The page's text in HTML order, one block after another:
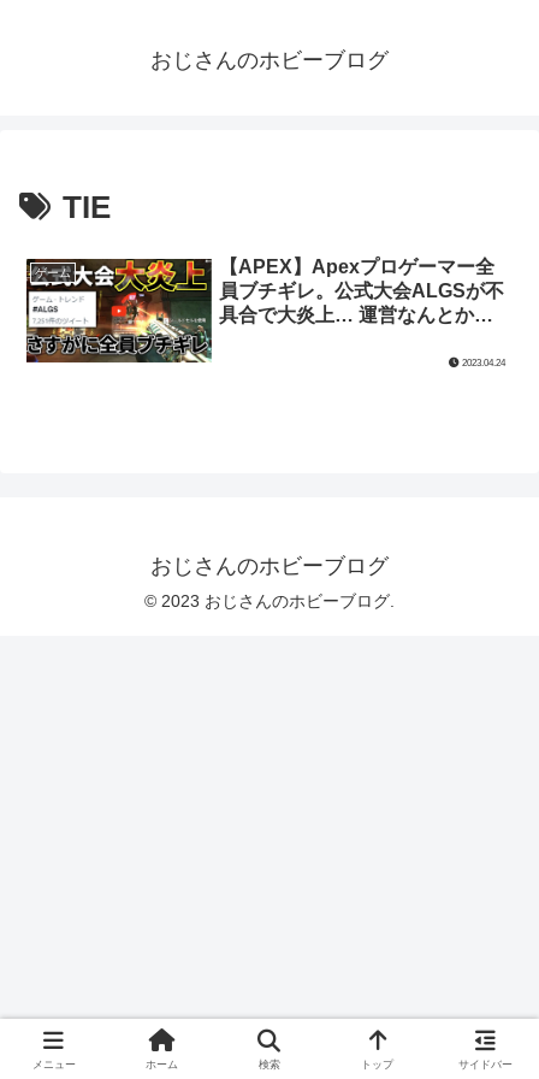
おじさんのホビーブログ
TIE
ゲーム
【APEX】Apexプロゲーマー全
員ブチギレ。公式大会ALGSが不
具合で大炎上… 運営なんとかし
2023.04.24
おじさんのホビーブログ
© 2023 おじさんのホビーブログ.
メニュー ホーム 検索 トップ サイドバー